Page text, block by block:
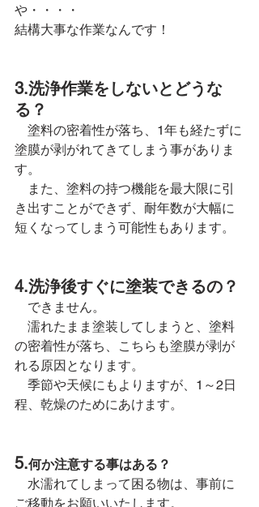
や・・・・
結構大事な作業なんです！
3.洗浄作業をしないとどうな
る？
塗料の密着性が落ち、1年も経たずに
塗膜が剥がれてきてしまう事がありま
す。
また、塗料の持つ機能を最大限に引
き出すことができず、耐年数が大幅に
短くなってしまう可能性もあります。
4.洗浄後すぐに塗装できるの？
できません。
濡れたまま塗装してしまうと、塗料
の密着性が落ち、こちらも塗膜が剥が
れる原因となります。
季節や天候にもよりますが、1～2日
程、乾燥のためにあけます。
5.何か注意する事はある？
水濡れてしまって困る物は、事前に
ご移動をお願いいたします。